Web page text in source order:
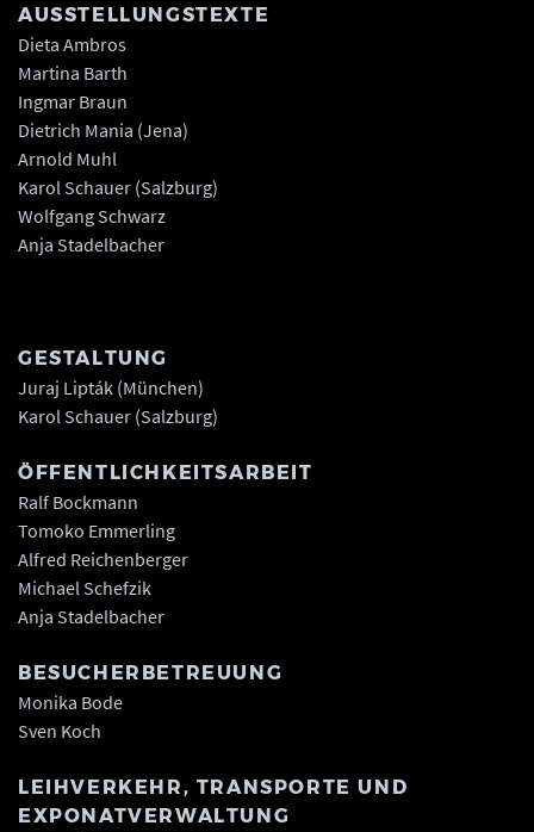
AUSSTELLUNGSTEXTE
Dieta Ambros
Martina Barth
Ingmar Braun
Dietrich Mania (Jena)
Arnold Muhl
Karol Schauer (Salzburg)
Wolfgang Schwarz
Anja Stadelbacher
GESTALTUNG
Juraj Lipták (München)
Karol Schauer (Salzburg)
ÖFFENTLICHKEITSARBEIT
Ralf Bockmann
Tomoko Emmerling
Alfred Reichenberger
Michael Schefzik
Anja Stadelbacher
BESUCHERBETREUUNG
Monika Bode
Sven Koch
LEIHVERKEHR, TRANSPORTE UND
EXPONATVERWALTUNG